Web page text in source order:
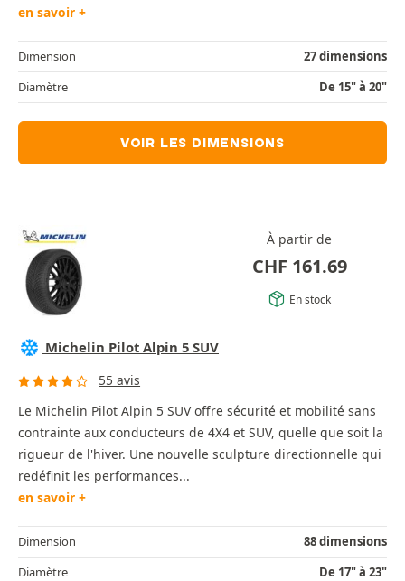
en savoir +
Dimension
27 dimensions
Diamètre
De 15" à 20"
VOIR LES DIMENSIONS
À partir de
CHF 161.69
En stock
Michelin Pilot Alpin 5 SUV
55 avis
Le Michelin Pilot Alpin 5 SUV offre sécurité et mobilité sans
contrainte aux conducteurs de 4X4 et SUV, quelle que soit la
rigueur de l'hiver. Une nouvelle sculpture directionnelle qui
redéfinit les performances...
en savoir +
Dimension
88 dimensions
Diamètre
De 17" à 23"